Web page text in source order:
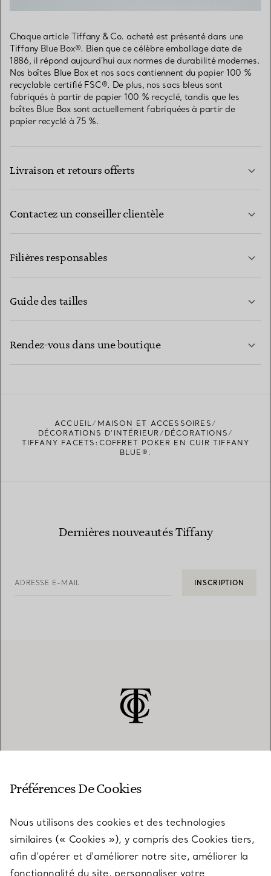
Chaque article Tiffany & Co. acheté est présenté dans une
Tiffany Blue Box®. Bien que ce célèbre emballage date de
1886, il répond aujourd’hui aux normes de durabilité modernes.
Nos boîtes Blue Box et nos sacs contiennent du papier 100 %
recyclable certifié FSC®. De plus, nos sacs bleus sont
fabriqués à partir de papier 100 % recyclé, tandis que les
boîtes Blue Box sont actuellement fabriquées à partir de
papier recyclé à 75 %.
Livraison et retours offerts
Contactez un conseiller clientèle
Filières responsables
Guide des tailles
Rendez-vous dans une boutique
TROUVEZ LA BOUTIQUE LA PLUS PROCHE
ACCUEIL
MAISON ET ACCESSOIRES
DÉCORATIONS D'INTÉRIEUR
DÉCORATIONS
TIFFANY FACETS:COFFRET POKER EN CUIR TIFFANY
BLUE®.
Dernières nouveautés Tiffany
ADRESSE E-MAIL INSCRIPTION
SERVICES
Préférences De Cookies
Nous utilisons des cookies et des technologies
similaires (« Cookies »), y compris des Cookies tiers,
afin d’opérer et d’améliorer notre site, améliorer la
fonctionnalité du site, personnaliser votre